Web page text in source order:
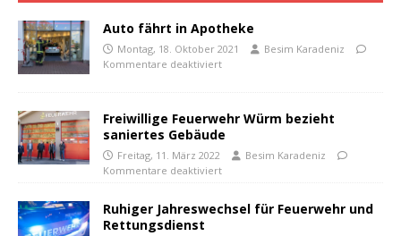
Auto fährt in Apotheke
Montag, 18. Oktober 2021
Besim Karadeniz
Kommentare deaktiviert
Freiwillige Feuerwehr Würm bezieht
saniertes Gebäude
Freitag, 11. März 2022
Besim Karadeniz
Kommentare deaktiviert
Ruhiger Jahreswechsel für Feuerwehr und
Rettungsdienst